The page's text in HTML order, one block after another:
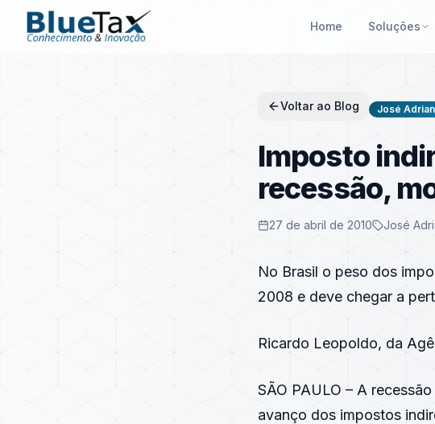
Home Soluções
Voltar ao Blog José
Imposto
recessão,
27 de abril de 2010 José
No Brasil o peso dos
2008 e deve chegar a
Ricardo Leopoldo, da
SÃO PAULO – A
avanço dos impostos